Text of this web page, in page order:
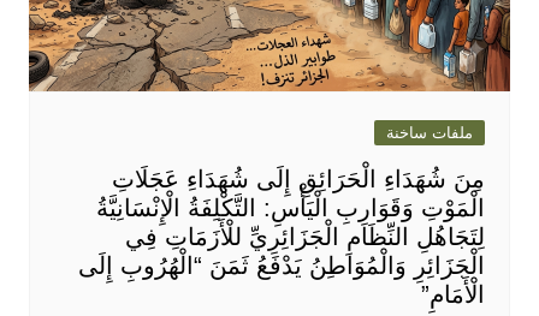
ملفات ساخنة
مِنَ شُهَدَاءِ الْحَرَائِقِ إِلَى شُهَدَاءِ عَجَلَاتِ
الْمَوْتِ وَقَوَارِبِ الْيَأْسِ: التَّكْلِفَةُ الْإِنْسَانِيَّةُ
لِتَجَاهُلِ النِّظَامِ الْجَزَائِرِيِّ للْأَزَمَاتِ فِي
الْجَزَائِرِ وَالْمُوَاطِنُ يَدْفَعُ ثَمَنَ “الْهُرُوبِ إِلَى
الْأَمَامِ”